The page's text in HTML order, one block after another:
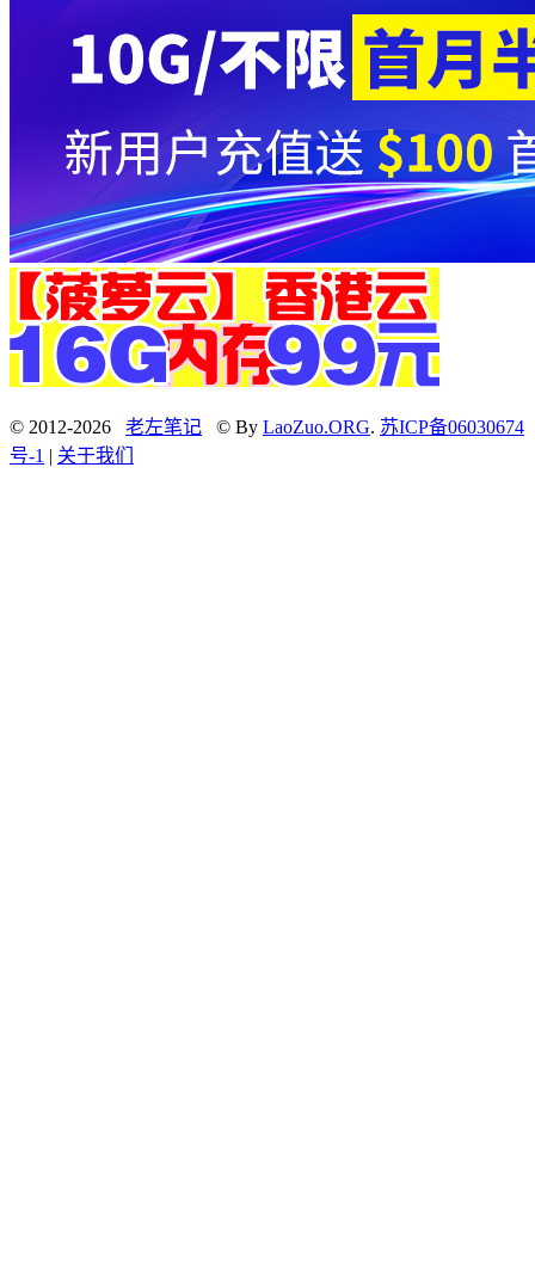
© 2012-2026 老左笔记 © By LaoZuo.ORG. 苏ICP备06030674
号-1 | 关于我们